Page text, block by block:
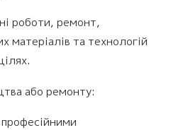
роботи, ремонт,
матеріалів та технологій
або ремонту: